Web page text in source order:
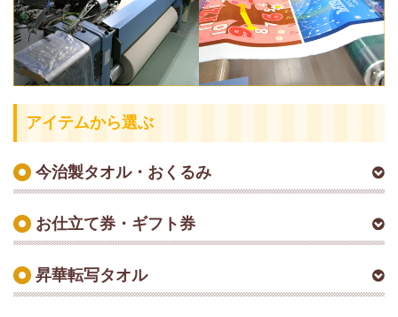
アイテムから選ぶ
今治製タオル・おくるみ
お仕立て券・ギフト券
昇華転写タオル